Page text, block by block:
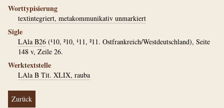
Worttypisierung
textintegriert, metakommunikativ unmarkiert
Sigle
LAla B26 (¹10, ²10, ¹11, ²11. Ostfrankreich/Westdeutschland), Seite
148 v, Zeile 26.
Werktextstelle
LAla B Tit. XLIX, rauba
Zurück